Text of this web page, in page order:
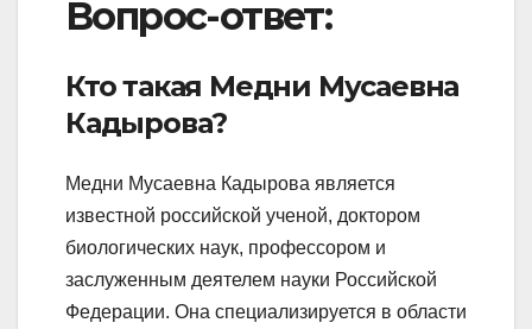
Вопрос-ответ:
Кто такая Медни Мусаевна
Кадырова?
Медни Мусаевна Кадырова является
известной российской ученой, доктором
биологических наук, профессором и
заслуженным деятелем науки Российской
Федерации. Она специализируется в области